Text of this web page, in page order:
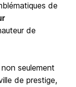
de
de
seulement
de prestige,